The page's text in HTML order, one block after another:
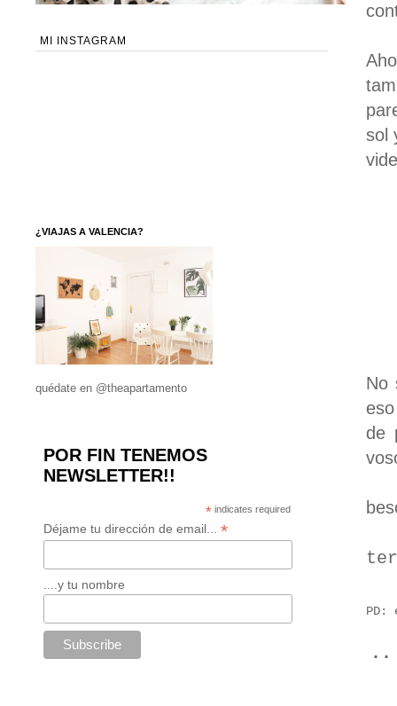
sol
No
de
PD:
MI INSTAGRAM
¿VIAJAS A VALENCIA?
quédate en @theapartamento
POR FIN TENEMOS
NEWSLETTER!!
* indicates required
Déjame tu dirección de email... *
....y tu nombre